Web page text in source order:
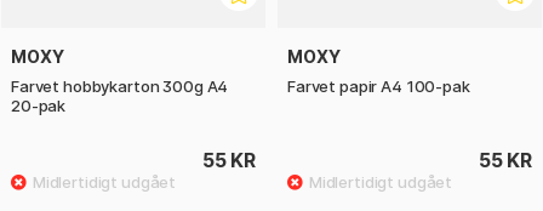
MOXY
Farvet hobbykarton 300g A4
20-pak
55 KR
MOXY
Farvet papir A4 100-pak
55 KR